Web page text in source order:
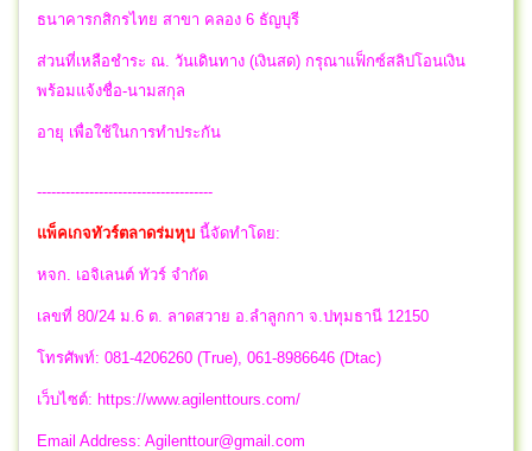
ธนาคารกสิกรไทย สาขา คลอง 6 ธัญบุรี
ส่วนที่เหลือชำระ ณ. วันเดินทาง (เงินสด) กรุณาแฟ็กซ์สลิปโอนเงิน
พร้อมแจ้งชื่อ-นามสกุล
อายุ เพื่อใช้ในการทำประกัน
-------------------------------------
แพ็คเกจทัวร์ตลาดร่มหุบ นี้จัดทำโดย:
หจก. เอจิเลนต์ ทัวร์ จำกัด
เลขที่ 80/24 ม.6 ต. ลาดสวาย อ.ลำลูกกา จ.ปทุมธานี 12150
โทรศัพท์: 081-4206260 (True), 061-8986646 (Dtac)
เว็บไซต์: https://www.agilenttours.com/
Email Address: Agilenttour@gmail.com